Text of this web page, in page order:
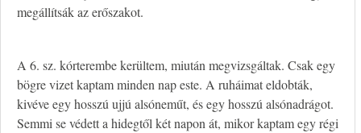
megállítsák az erőszakot.
A 6. sz. kórterembe kerültem, miután megvizsgáltak. Csak egy
bögre vizet kaptam minden nap este. A ruháimat eldobták,
kivéve egy hosszú ujjú alsóneműt, és egy hosszú alsónadrágot.
Semmi se védett a hidegtől két napon át, mikor kaptam egy régi